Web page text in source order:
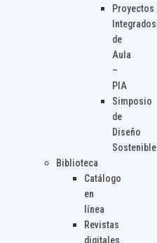
Proyectos
Integrados
de
Aula
–
PIA
Simposio
de
Diseño
Sostenible
Biblioteca
Catálogo
en
línea
Revistas
digitales